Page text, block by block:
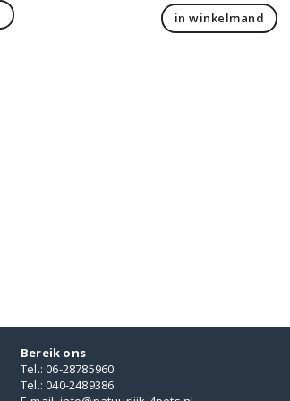
in winkelmand
Bereik ons
Tel.: 06-28785960
Tel.: 040-2489386